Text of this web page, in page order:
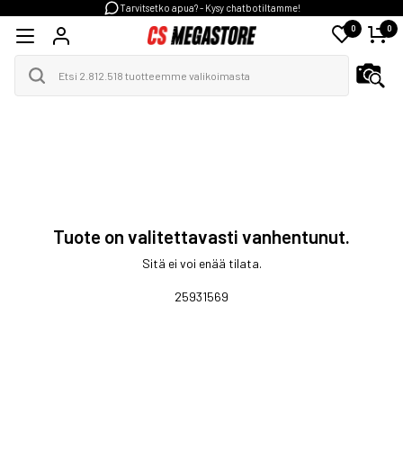
Tarvitsetko apua? - Kysy chatbotiltamme!
0 0
Tuote on valitettavasti vanhentunut.
Sitä ei voi enää tilata.
25931569